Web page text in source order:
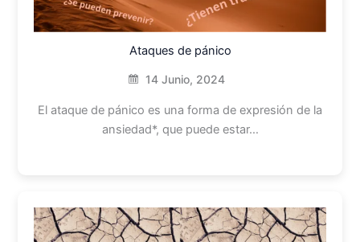
Ataques de pánico
14 Junio, 2024
El ataque de pánico es una forma de expresión de la
ansiedad*, que puede estar…